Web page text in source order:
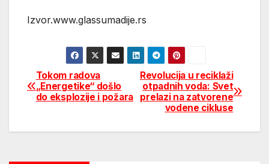
Izvor.www.glassumadije.rs
Post
navigation
Revolucija u reciklaži
otpadnih voda: Svet
prelazi na zatvorene
vodene cikluse
Tokom radova
„Energetike“ došlo
do eksplozije i požara